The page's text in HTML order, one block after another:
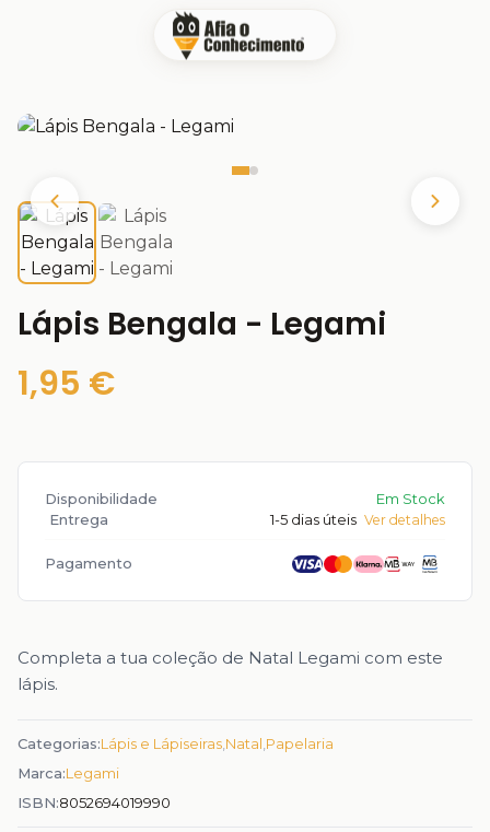
Lápis Bengala - Legami
1,95 €
Disponibilidade
Em Stock
Entrega
1-5 dias úteis Ver detalhes
Pagamento
Completa a tua coleção de Natal Legami com este
lápis.
Categorias:Lápis e Lápiseiras Natal Papelaria
Marca:Legami
ISBN:8052694019990